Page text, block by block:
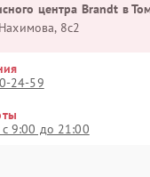
центра Brandt в
8с2
24-59
9:00 до 21:00